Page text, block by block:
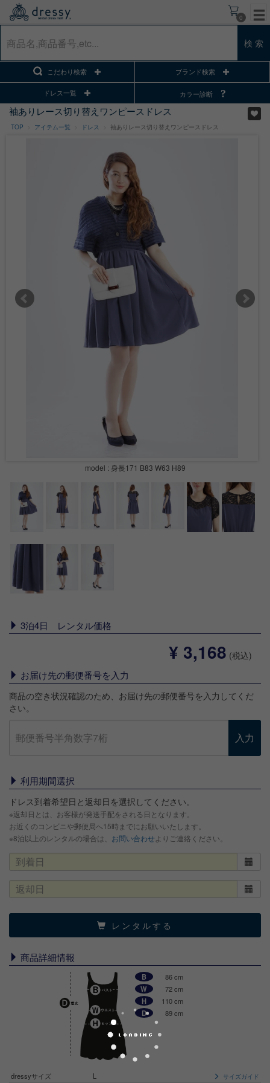
0
検 索
こだわり検索 ブランド検索
ドレス一覧 カラー診断
袖ありレース切り替えワンピースドレス
TOP アイテム一覧 ドレス 袖ありレース切り替えワンピースドレス
model : 身長171 B83 W63 H89
3泊4日 レンタル価格
¥ 3,168 (税込)
お届け先の郵便番号を入力
商品の空き状況確認のため、お届け先の郵便番号を入力してくだ
さい。
入力
利用期間選択
ドレス到着希望日と返却日を選択してください。
※返却日とは、お客様が発送手配をされる日となります。
お近くのコンビニや郵便局へ15時までにお願いいたします。
※8泊以上のレンタルの場合は、 お問い合わせ よりご連絡ください。
レンタルする
商品詳細情報
B
86 cm
W
72 cm
H
110 cm
D
89 cm
dressyサイズ L サイズガイド